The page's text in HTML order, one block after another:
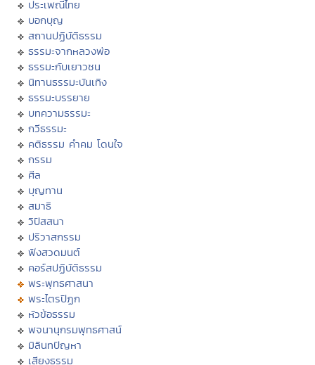
ประเพณีไทย
บอกบุญ
สถานปฏิบัติธรรม
ธรรมะจากหลวงพ่อ
ธรรมะกับเยาวชน
นิทานธรรมะบันเทิง
ธรรมะบรรยาย
บทความธรรมะ
กวีธรรมะ
คติธรรม คำคม โดนใจ
กรรม
ศีล
บุญทาน
สมาธิ
วิปัสสนา
ปริวาสกรรม
ฟังสวดมนต์
คอร์สปฏิบัติธรรม
พระพุทธศาสนา
พระไตรปิฏก
หัวข้อธรรม
พจนานุกรมพุทธศาสน์
มิลินทปัญหา
เสียงธรรม